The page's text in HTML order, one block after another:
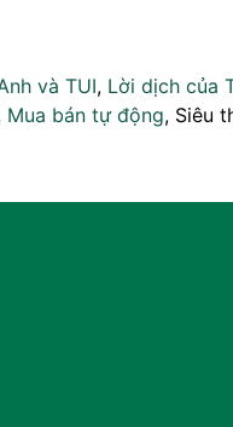
và TUI, Lời dịch của
Mua bán tự động, Siêu